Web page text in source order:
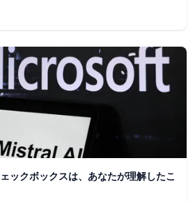
ックボックスは、あなたが理解したこ